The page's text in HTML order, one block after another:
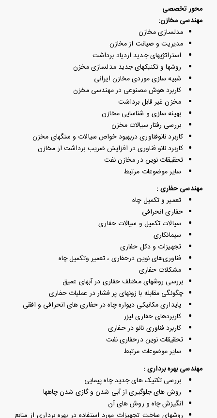
محور تخصصی
مهندسی مخازن:
مدلسازی مخازن
مدیریت و صیانت از مخازن
استراتژیهای جدید ازدیاد برداشت
روشها و تکنیکهای جدید مدلسازی مخزن
شبیه سازی موردی مخازن ایرانی
کاربرد هوش مصنوعی در مهندسی مخزن
مخزن غیر قابل برداشت
بهینه سازی و شناسایی مخازن
بررسی رفتار سیالات مخزن
کاربرد نانوفناوری دربهبود خواص سیالات و سنگهای مخزن
کاربرد نانو فناوری در افزایش ضریب برداشت از مخازن
تحقیقات نوین در مخازن نفت
سایر موضوعات مرتبط
مهندسی حفاری :
تعمیر و تکمیل چاه
حفاری انحرافی
سیالات تکمیل و سیالات حفاری
سیمانکاری
تجهیزات و دکل حفاری
فناوری‌های نوین درحفاری ، تعمیر وتکمیل چاه
مشکلات حفاری
بررسی روشهای مختلف حفاری در آبهای عمیق
چگونگی مقابله با زونهای پر فشار در عملیات حفاری
پایداری مکانیکی دیواره چاه در حفاری های انحرافی و افقی
کاربردهای حفاری لیزر
کاربرد فناوری نانو در حفاری
تحقیقات نوین درحفاری نفت
سایر موضوعات مرتبط
مهندسی بهره برداری :
بررسی تکنیک های جدید چاه پیمایی
روش های جلوگیری از آبی شدن و گازی شدن چاهها
انگیزش چاه و روش های آن
روشهای ساخت تجهیزات مورد استفاده در بهره برداری از منابع